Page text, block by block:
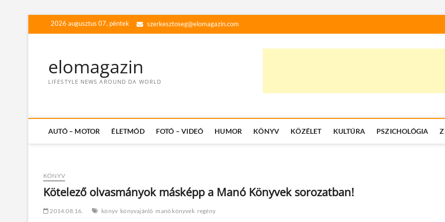
2026 augusztus 07, péntek szerkesztoseg@elomagazin.com
elomagazin
LIFESTYLE NEWS AROUND DA WORLD
AUTÓ – MOTOR ÉLETMÓD FOTÓ – VIDEÓ HUMOR KÖNYV KÖZÉLET KULTÚRA PSZICHOLÓGIA
KÖNYV
Kötelező olvasmányok másképp a Manó Könyvek sorozatban!
2014.08.16. könyv könyvajánló manó könyvek regény